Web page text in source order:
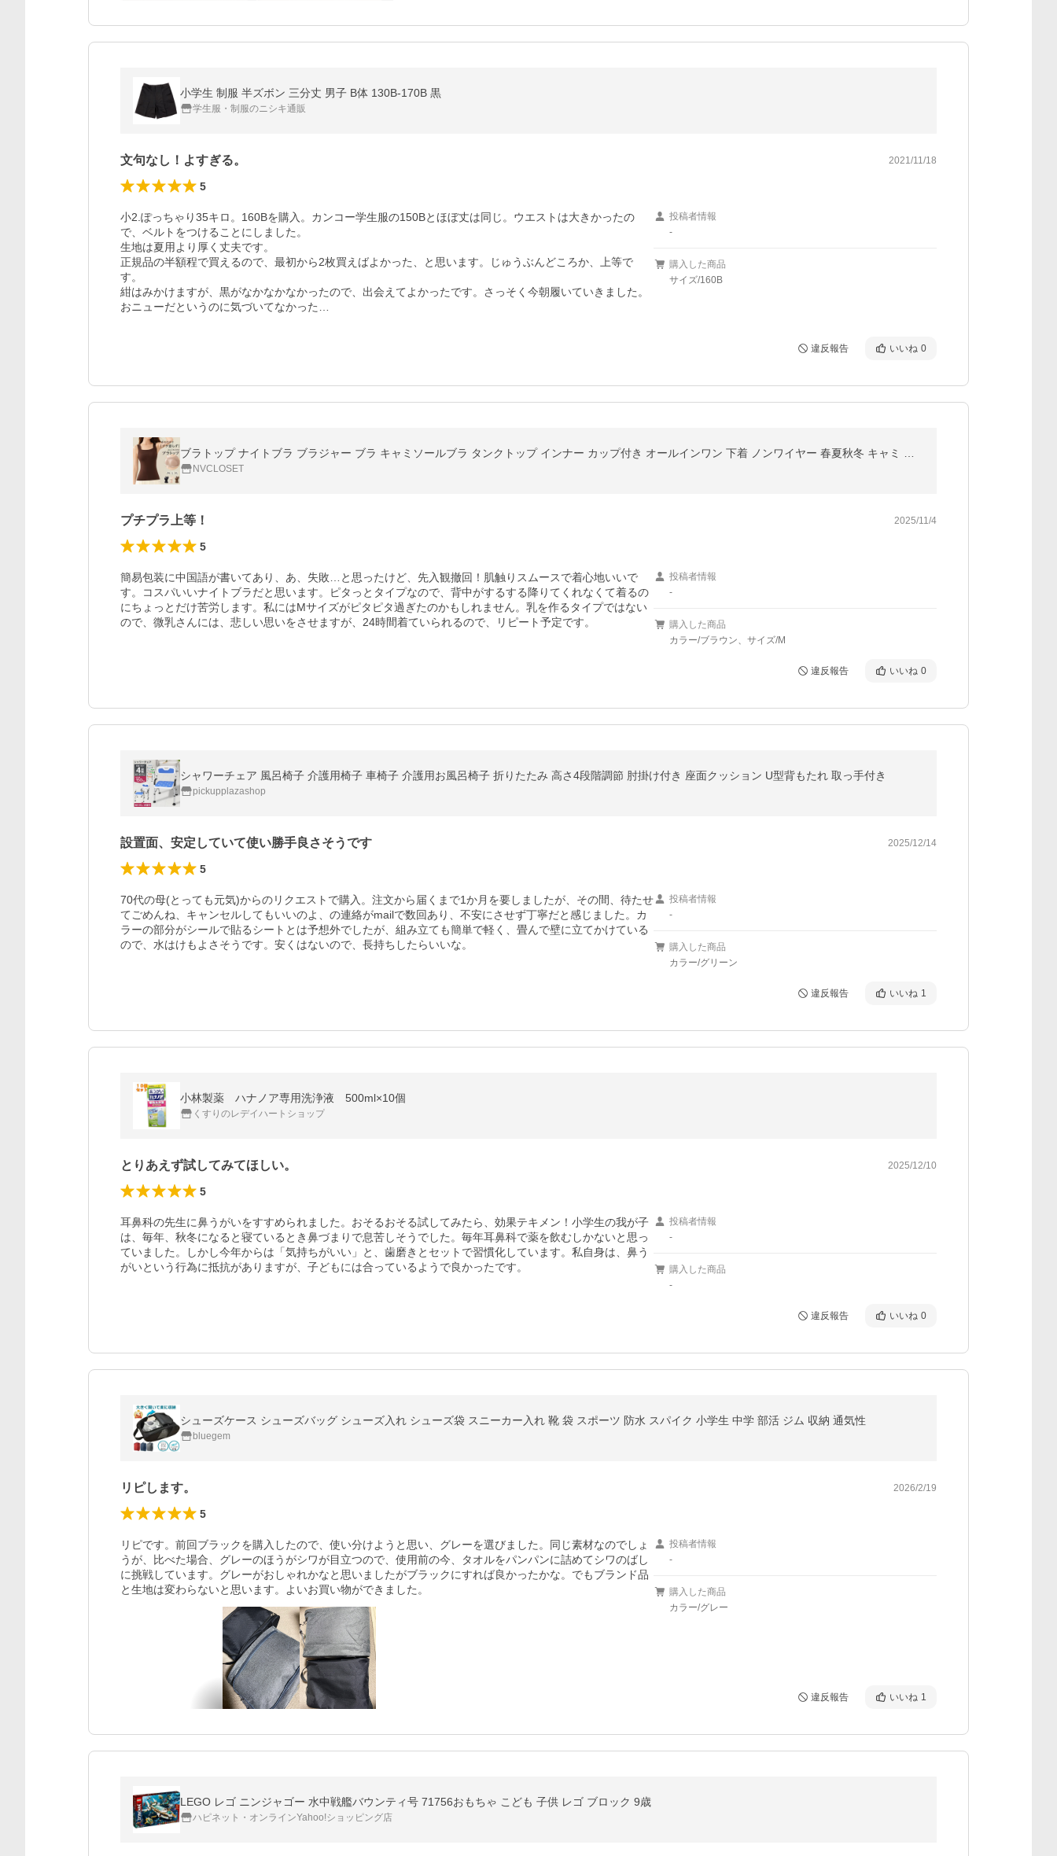
小学生 制服 半ズボン 三分丈 男子 B体 130B-170B 黒
学生服・制服のニシキ通販
文句なし！よすぎる。 2021/11/18
5
小2.ぽっちゃり35キロ。160Bを購入。カンコー学生服の150Bとほぼ丈は同じ。ウエストは大きかったの
で、ベルトをつけることにしました。
生地は夏用より厚く丈夫です。
正規品の半額程で買えるので、最初から2枚買えばよかった、と思います。じゅうぶんどころか、上等で
す。
紺はみかけますが、黒がなかなかなかったので、出会えてよかったです。さっそく今朝履いていきました。
おニューだというのに気づいてなかった…
投稿者情報
-
購入した商品
サイズ/160B
違反報告 いいね 0
NVCLOSET
プチプラ上等！ 2025/11/4
5
簡易包装に中国語が書いてあり、あ、失敗…と思ったけど、先入観撤回！肌触りスムースで着心地いいで
す。コスパいいナイトブラだと思います。ピタっとタイプなので、背中がするする降りてくれなくて着るの
にちょっとだけ苦労します。私にはMサイズがピタピタ過ぎたのかもしれません。乳を作るタイプではない
ので、微乳さんには、悲しい思いをさせますが、24時間着ていられるので、リピート予定です。
投稿者情報
-
購入した商品
カラー/ブラウン、サイズ/M
違反報告 いいね 0
シャワーチェア 風呂椅子 介護用椅子 車椅子 介護用お風呂椅子 折りたたみ 高さ4段階調節 肘掛け付き 座面クッション U型背もたれ 取っ手付き
pickupplazashop
設置面、安定していて使い勝手良さそうです 2025/12/14
5
70代の母(とっても元気)からのリクエストで購入。注文から届くまで1か月を要しましたが、その間、待たせ
てごめんね、キャンセルしてもいいのよ、の連絡がmailで数回あり、不安にさせず丁寧だと感じました。カ
ラーの部分がシールで貼るシートとは予想外でしたが、組み立ても簡単で軽く、畳んで壁に立てかけている
ので、水はけもよさそうです。安くはないので、長持ちしたらいいな。
投稿者情報
-
購入した商品
カラー/グリーン
違反報告 いいね 1
小林製薬 ハナノア専用洗浄液 500ml×10個
くすりのレデイハートショップ
とりあえず試してみてほしい。 2025/12/10
5
耳鼻科の先生に鼻うがいをすすめられました。おそるおそる試してみたら、効果テキメン！小学生の我が子
は、毎年、秋冬になると寝ているとき鼻づまりで息苦しそうでした。毎年耳鼻科で薬を飲むしかないと思っ
ていました。しかし今年からは「気持ちがいい」と、歯磨きとセットで習慣化しています。私自身は、鼻う
がいという行為に抵抗がありますが、子どもには合っているようで良かったです。
投稿者情報
-
購入した商品
-
違反報告 いいね 0
シューズケース シューズバッグ シューズ入れ シューズ袋 スニーカー入れ 靴 袋 スポーツ 防水 スパイク 小学生 中学 部活 ジム 収納 通気性
bluegem
リピします。 2026/2/19
5
リピです。前回ブラックを購入したので、使い分けようと思い、グレーを選びました。同じ素材なのでしょ
うが、比べた場合、グレーのほうがシワが目立つので、使用前の今、タオルをパンパンに詰めてシワのばし
に挑戦しています。グレーがおしゃれかなと思いましたがブラックにすれば良かったかな。でもブランド品
と生地は変わらないと思います。よいお買い物ができました。
投稿者情報
-
購入した商品
カラー/グレー
違反報告 いいね 1
LEGO レゴ ニンジャゴー 水中戦艦バウンティ号 71756おもちゃ こども 子供 レゴ ブロック 9歳
ハピネット・オンラインYahoo!ショッピング店